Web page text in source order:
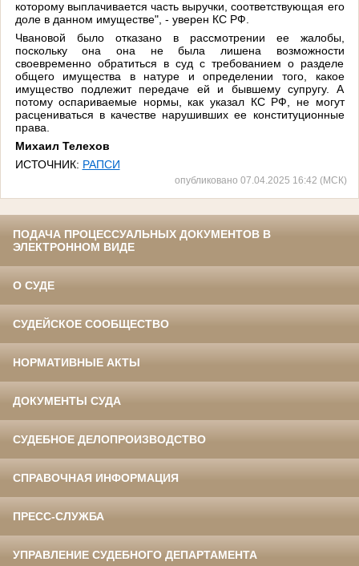
которому выплачивается часть выручки, соответствующая его
доле в данном имуществе", - уверен КС РФ.
Чвановой было отказано в рассмотрении ее жалобы,
поскольку она она не была лишена возможности
своевременно обратиться в суд с требованием о разделе
общего имущества в натуре и определении того, какое
имущество подлежит передаче ей и бывшему супругу. А
потому оспариваемые нормы, как указал КС РФ, не могут
расцениваться в качестве нарушивших ее конституционные
права.
Михаил Телехов
ИСТОЧНИК: РАПСИ
опубликовано 07.04.2025 16:42 (МСК)
ПОДАЧА ПРОЦЕССУАЛЬНЫХ ДОКУМЕНТОВ В
ЭЛЕКТРОННОМ ВИДЕ
О СУДЕ
СУДЕЙСКОЕ СООБЩЕСТВО
НОРМАТИВНЫЕ АКТЫ
ДОКУМЕНТЫ СУДА
СУДЕБНОЕ ДЕЛОПРОИЗВОДСТВО
СПРАВОЧНАЯ ИНФОРМАЦИЯ
ПРЕСС-СЛУЖБА
УПРАВЛЕНИЕ СУДЕБНОГО ДЕПАРТАМЕНТА